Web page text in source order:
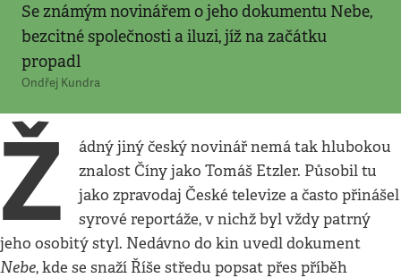
Se známým novinářem o jeho dokumentu Nebe,
bezcitné společnosti a iluzi, jíž na začátku
propadl
Ondřej Kundra
Ž
ádný jiný český novinář nemá tak hlubokou
znalost Číny jako Tomáš Etzler. Působil tu
jako zpravodaj České televize a často přinášel
syrové reportáže, v nichž byl vždy patrný
jeho osobitý styl. Nedávno do kin uvedl dokument
Nebe, kde se snaží Říše středu popsat přes příběh